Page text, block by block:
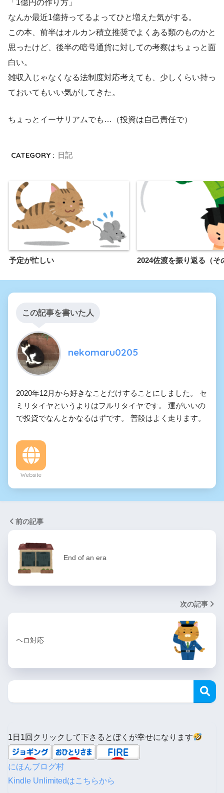
「1億円の作り方」
なんか最近1億持ってるよってひと増えた気がする。
この本、前半はオルカン積立推奨でよくある類のものかと
思ったけど、後半の暗号通貨に対しての考察はちょっと面
白い。
雑収入じゃなくなる法制度対応考えても、少しくらい持っ
ておいてもいい気がしてきた。
ちょっとイーサリアムでも…（投資は自己責任で）
CATEGORY : 日記
予定が忙しい 2024佐渡を振り返る（そ
この記事を書いた人
nekomaru0205
2020年12月から好きなことだけすることにしました。 セ
ミリタイヤというよりはフルリタイヤです。 運がいいの
で投資でなんとかなるはずです。 普段はよく走ります。
Website
前の記事
End of an era
次の記事
ヘロ対応
1日1回クリックして下さるとぼくが幸せになります
にほんブログ村
Kindle Unlimitedはこちらから